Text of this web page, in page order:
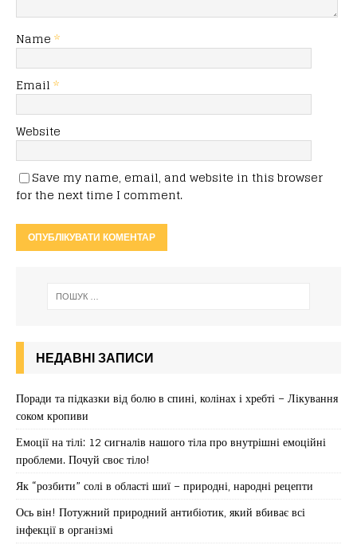
Name *
Email *
Website
Save my name, email, and website in this browser
for the next time I comment.
НЕДАВНІ ЗАПИСИ
Поради та підказки від болю в спині, колінах і хребті – Лікування
соком кропиви
Емоції на тілі: 12 сигналів нашого тіла про внутрішні емоційні
проблеми. Почуй своє тіло!
Як “розбити” солі в області шиї – природні, народні рецепти
Ось він! Потужний природний антибіотик, який вбиває всі
інфекції в організмі